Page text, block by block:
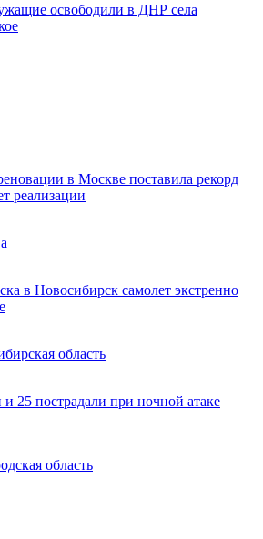
освободили в ДНР села
в Москве поставила рекорд
реализации
в Новосибирск самолет экстренно
область
25 пострадали при ночной атаке
область